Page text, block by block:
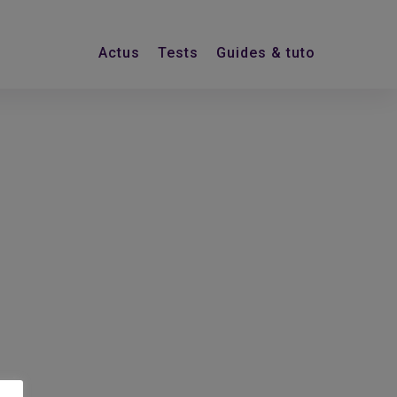
Actus Tests Guides & tuto